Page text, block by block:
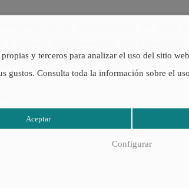
en el accionariado de
de Promoción del Principado
a mercados de 80 países.
y terceros para analizar el uso del sitio
gustos. Consulta toda la información sobre el
Aceptar
Configurar